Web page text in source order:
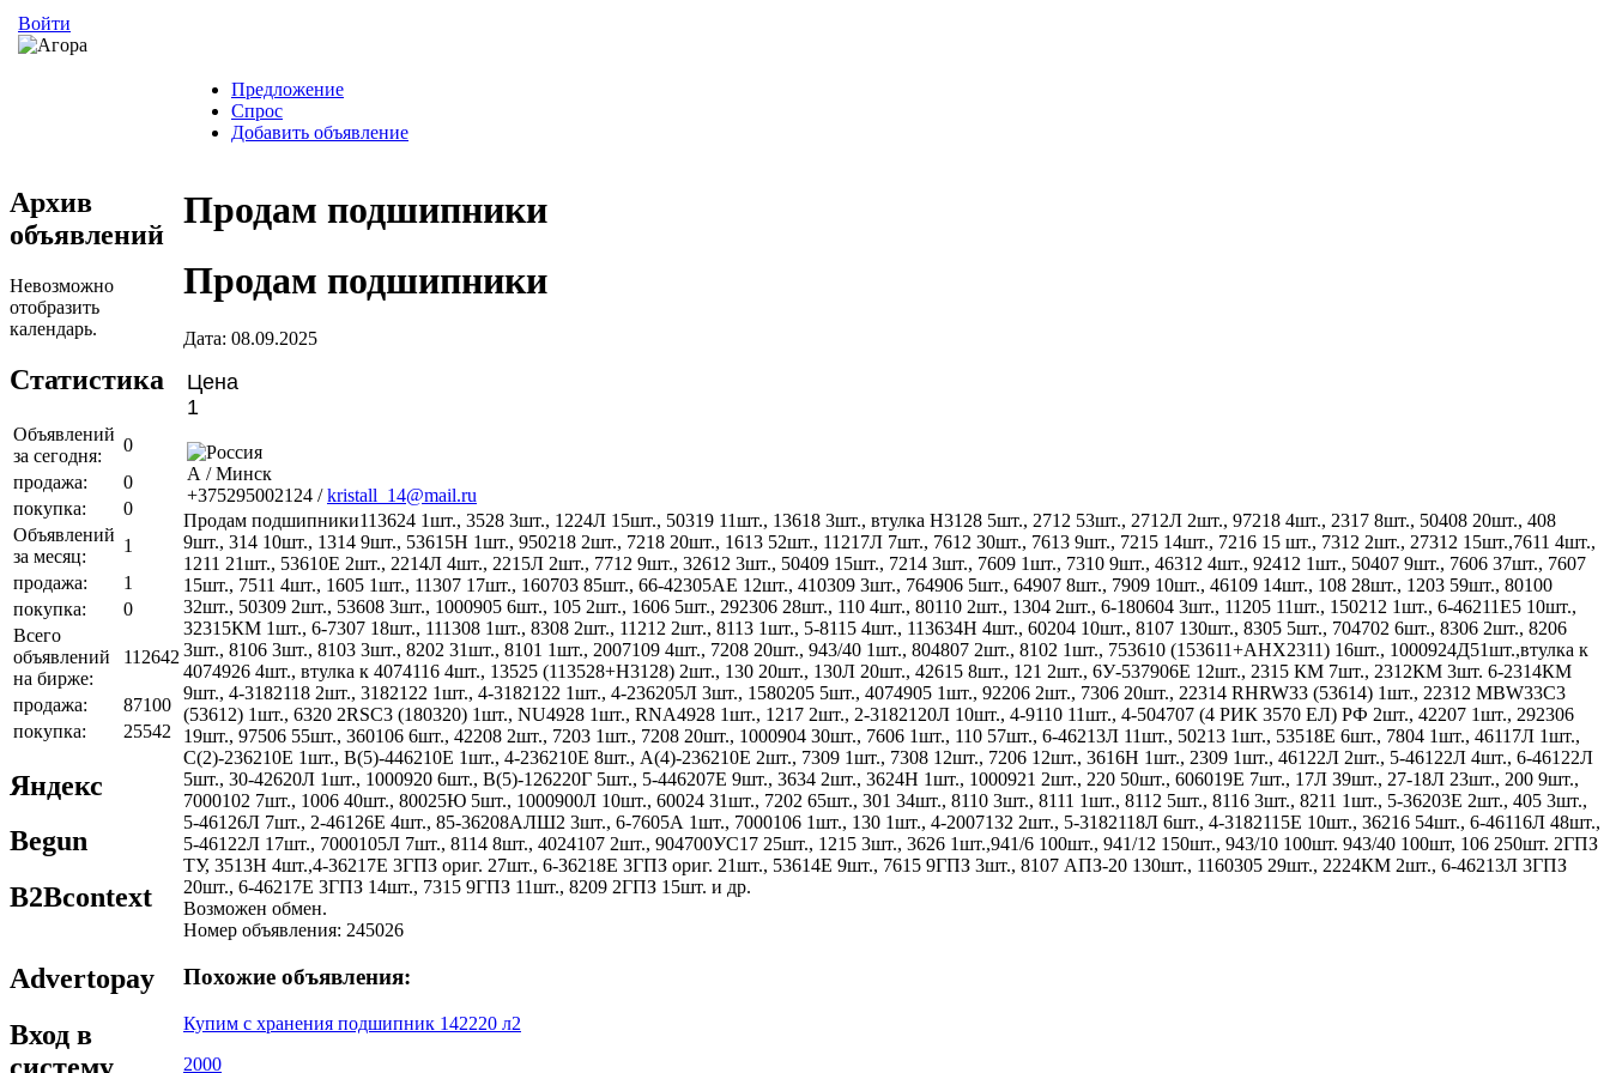
Войти
Предложение
Спрос
Добавить объявление
Архив
объявлений
Невозможно
отобразить
календарь.
Статистика
Объявлений
за сегодня:
0
продажа:
0
покупка:
0
Объявлений
за месяц:
1
продажа:
1
покупка:
0
Всего
объявлений
на бирже:
112642
продажа:
87100
покупка:
25542
Яндекс
Begun
B2Bcontext
Advertopay
Вход в
Продам подшипники
Продам подшипники
Дата: 08.09.2025
Цена
1
А / Минск
+375295002124 /kristall_14@mail.ru
Продам подшипники113624 1шт., 3528 3шт., 1224Л 15шт., 50319 11шт., 13618 3шт., втулка Н3128 5шт., 2712 53шт., 2712Л 2шт., 97218 4шт., 2317 8шт., 50408 20шт., 408
9шт., 314 10шт., 1314 9шт., 53615Н 1шт., 950218 2шт., 7218 20шт., 1613 52шт., 11217Л 7шт., 7612 30шт., 7613 9шт., 7215 14шт., 7216 15 шт., 7312 2шт., 27312 15шт.,7611 4шт.,
1211 21шт., 53610Е 2шт., 2214Л 4шт., 2215Л 2шт., 7712 9шт., 32612 3шт., 50409 15шт., 7214 3шт., 7609 1шт., 7310 9шт., 46312 4шт., 92412 1шт., 50407 9шт., 7606 37шт., 7607
15шт., 7511 4шт., 1605 1шт., 11307 17шт., 160703 85шт., 66-42305АЕ 12шт., 410309 3шт., 764906 5шт., 64907 8шт., 7909 10шт., 46109 14шт., 108 28шт., 1203 59шт., 80100
32шт., 50309 2шт., 53608 3шт., 1000905 6шт., 105 2шт., 1606 5шт., 292306 28шт., 110 4шт., 80110 2шт., 1304 2шт., 6-180604 3шт., 11205 11шт., 150212 1шт., 6-46211Е5 10шт.,
32315КМ 1шт., 6-7307 18шт., 111308 1шт., 8308 2шт., 11212 2шт., 8113 1шт., 5-8115 4шт., 113634Н 4шт., 60204 10шт., 8107 130шт., 8305 5шт., 704702 6шт., 8306 2шт., 8206
3шт., 8106 3шт., 8103 3шт., 8202 31шт., 8101 1шт., 2007109 4шт., 7208 20шт., 943/40 1шт., 804807 2шт., 8102 1шт., 753610 (153611+AHX2311) 16шт., 1000924Д51шт.,втулка к
4074926 4шт., втулка к 4074116 4шт., 13525 (113528+Н3128) 2шт., 130 20шт., 130Л 20шт., 42615 8шт., 121 2шт., 6У-537906Е 12шт., 2315 КМ 7шт., 2312КМ 3шт. 6-2314КМ
9шт., 4-3182118 2шт., 3182122 1шт., 4-3182122 1шт., 4-236205Л 3шт., 1580205 5шт., 4074905 1шт., 92206 2шт., 7306 20шт., 22314 RHRW33 (53614) 1шт., 22312 MBW33C3
(53612) 1шт., 6320 2RSC3 (180320) 1шт., NU4928 1шт., RNA4928 1шт., 1217 2шт., 2-3182120Л 10шт., 4-9110 11шт., 4-504707 (4 РИК 3570 ЕЛ) РФ 2шт., 42207 1шт., 292306
19шт., 97506 55шт., 360106 6шт., 42208 2шт., 7203 1шт., 7208 20шт., 1000904 30шт., 7606 1шт., 110 57шт., 6-46213Л 11шт., 50213 1шт., 53518Е 6шт., 7804 1шт., 46117Л 1шт.,
С(2)-236210Е 1шт., В(5)-446210Е 1шт., 4-236210Е 8шт., А(4)-236210Е 2шт., 7309 1шт., 7308 12шт., 7206 12шт., 3616Н 1шт., 2309 1шт., 46122Л 2шт., 5-46122Л 4шт., 6-46122Л
5шт., 30-42620Л 1шт., 1000920 6шт., В(5)-126220Г 5шт., 5-446207Е 9шт., 3634 2шт., 3624Н 1шт., 1000921 2шт., 220 50шт., 606019Е 7шт., 17Л 39шт., 27-18Л 23шт., 200 9шт.,
7000102 7шт., 1006 40шт., 80025Ю 5шт., 1000900Л 10шт., 60024 31шт., 7202 65шт., 301 34шт., 8110 3шт., 8111 1шт., 8112 5шт., 8116 3шт., 8211 1шт., 5-36203Е 2шт., 405 3шт.,
5-46126Л 7шт., 2-46126Е 4шт., 85-36208АЛШ2 3шт., 6-7605А 1шт., 7000106 1шт., 130 1шт., 4-2007132 2шт., 5-3182118Л 6шт., 4-3182115Е 10шт., 36216 54шт., 6-46116Л 48шт.,
5-46122Л 17шт., 7000105Л 7шт., 8114 8шт., 4024107 2шт., 904700УС17 25шт., 1215 3шт., 3626 1шт.,941/6 100шт., 941/12 150шт., 943/10 100шт. 943/40 100шт, 106 250шт. 2ГПЗ
ТУ, 3513Н 4шт.,4-36217Е 3ГПЗ ориг. 27шт., 6-36218Е 3ГПЗ ориг. 21шт., 53614Е 9шт., 7615 9ГПЗ 3шт., 8107 АПЗ-20 130шт., 1160305 29шт., 2224КМ 2шт., 6-46213Л 3ГПЗ
20шт., 6-46217Е 3ГПЗ 14шт., 7315 9ГПЗ 11шт., 8209 2ГПЗ 15шт. и др.
Возможен обмен.
Номер объявления: 245026
Похожие объявления:
Купим с хранения подшипник 142220 л2
2000